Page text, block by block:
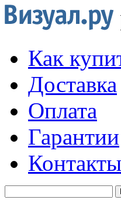
Как
Доставка
Оплата
Гарантии
Контакты